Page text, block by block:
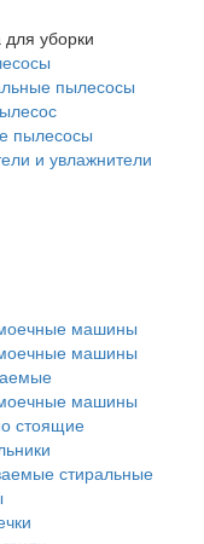
для уборки
пылесосы
пылесосы
и увлажнители
машины
машины
машины
стоящие
стиральные